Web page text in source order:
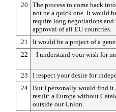
20
The process to come back
not be a quick one. It would
require long negotiations and
approval of all EU countries.
21
It would be a project of a
22
- I understand your wish for
23
I respect your desire for
24 But I personally would find it
result: a Europe without
outside our Union.